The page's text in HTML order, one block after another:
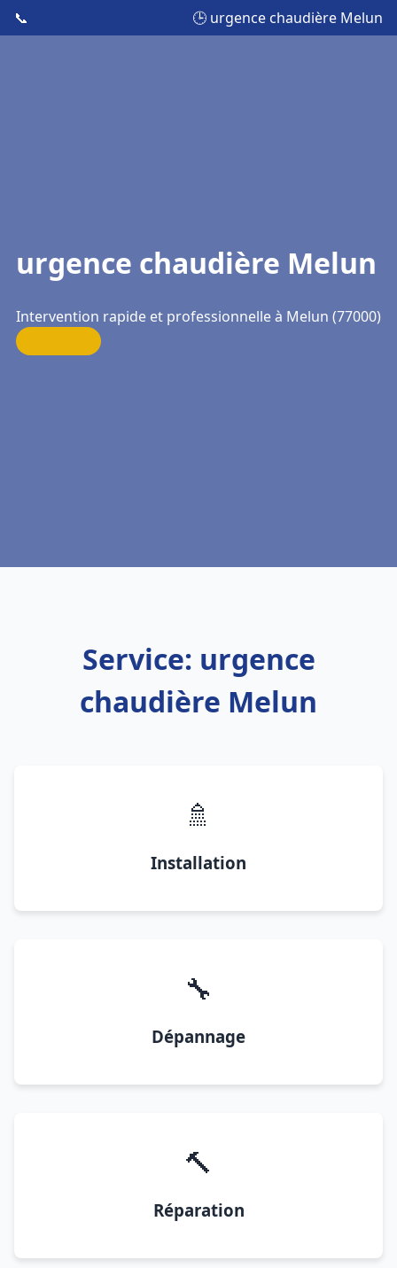
📞 🕒 urgence chaudière Melun
urgence chaudière Melun
Intervention rapide et professionnelle à Melun (77000)
Service: urgence
chaudière Melun
🚿
Installation
🔧
Dépannage
🔨
Réparation